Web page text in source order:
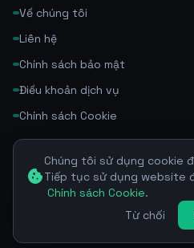
Về chúng tôi
Liên hệ
Chính sách bảo mật
Điều khoản dịch vụ
Chính sách Cookie
© 2026 SEOAgent.TEAM.
Xây dựng với
cookie
Chúng tôi sử dụng cookie
Tiếp tục sử dụng website
Chính sách Cookie.
Từ chối